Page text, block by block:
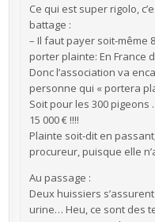
Ce qui est super rigolo,
battage :
– Il faut payer soit-même
porter plainte: En France
Donc l’association va
personne qui « portera
Soit pour les 300 pigeons
15 000 € !!!!
Plainte soit-dit en
procureur, puisque elle
Au passage :
Deux huissiers
urine… Heu, ce sont des